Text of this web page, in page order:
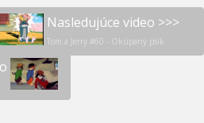
Nasledujúce video >>>
Tom a Jerry #60 - Okúpaný psík